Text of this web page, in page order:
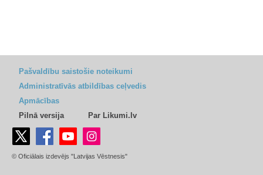
Pašvaldību saistošie noteikumi
Administratīvās atbildības ceļvedis
Apmācības
Pilnā versija
Par Likumi.lv
© Oficiālais izdevējs "Latvijas Vēstnesis"